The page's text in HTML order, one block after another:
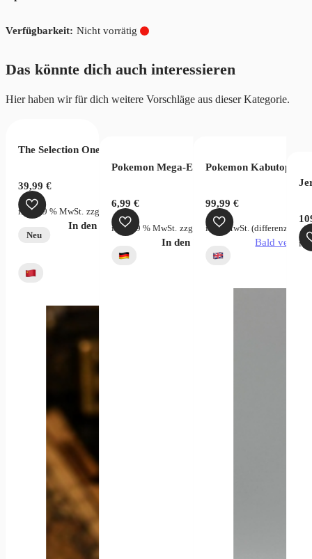
Nicht vorrätig
Das könnte dich auch interessieren
Hier haben wir für dich weitere Vorschläge aus dieser Kategorie.
Memorial Collection EB01 (JP)
The Selection One Piece Wanted Bag
39,99€
inkl. 19 % MwSt. zzgl. Versandkosten
In den Warenkorb
Neu
Pokemon Mega-Entwicklung Dunkelnacht
6,99€
inkl. 19 % MwSt. zzgl. Versandkosten
In den Warenkorb
Pokemon Kabutops
99,99 €
inkl. MwSt.
Bald